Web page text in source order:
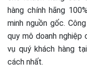
hàng chính hãng
minh nguồn gốc.
quy mô doanh nghiệp
vụ quý khách hàng
cách nhất.